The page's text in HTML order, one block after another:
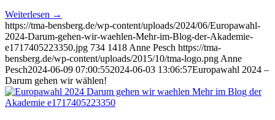
Weiterlesen →
https://tma-bensberg.de/wp-content/uploads/2024/06/Europawahl-
2024-Darum-gehen-wir-waehlen-Mehr-im-Blog-der-Akademie-
e1717405223350.jpg 734 1418 Anne Pesch https://tma-
bensberg.de/wp-content/uploads/2015/10/tma-logo.png Anne
Pesch2024-06-09 07:00:552024-06-03 13:06:57Europawahl 2024 –
Darum gehen wir wählen!